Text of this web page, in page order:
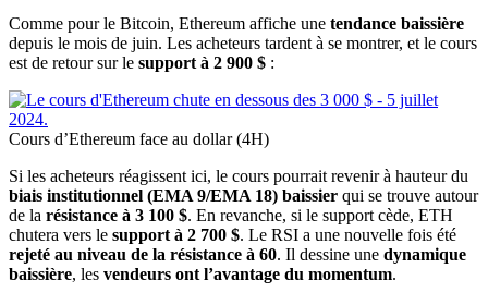
Comme pour le Bitcoin, Ethereum affiche une tendance baissière
depuis le mois de juin. Les acheteurs tardent à se montrer, et le cours
est de retour sur le support à 2 900 $ :
Cours d’Ethereum face au dollar (4H)
Si les acheteurs réagissent ici, le cours pourrait revenir à hauteur du
biais institutionnel (EMA 9/EMA 18) baissier qui se trouve autour
de la résistance à 3 100 $. En revanche, si le support cède, ETH
chutera vers le support à 2 700 $. Le RSI a une nouvelle fois été
rejeté au niveau de la résistance à 60. Il dessine une dynamique
baissière, les vendeurs ont l’avantage du momentum.